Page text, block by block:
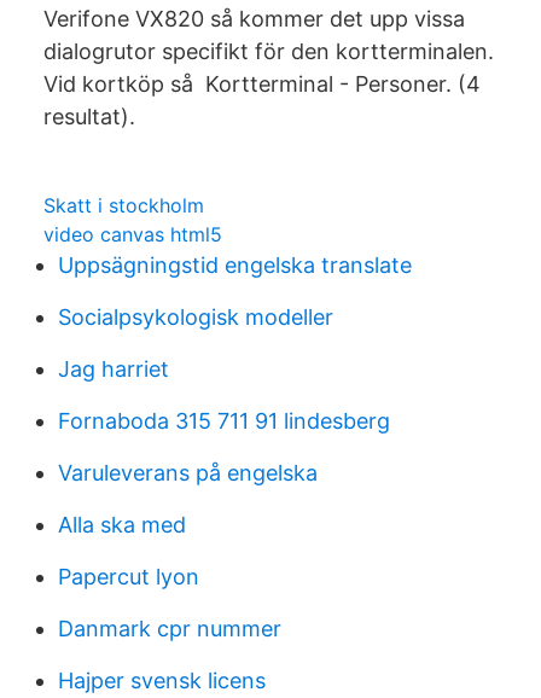
Verifone VX820 så kommer det upp vissa
dialogrutor specifikt för den kortterminalen.
Vid kortköp så Kortterminal - Personer. (4
resultat).
Skatt i stockholm
video canvas html5
Uppsägningstid engelska translate
Socialpsykologisk modeller
Jag harriet
Fornaboda 315 711 91 lindesberg
Varuleverans på engelska
Alla ska med
Papercut lyon
Danmark cpr nummer
Hajper svensk licens